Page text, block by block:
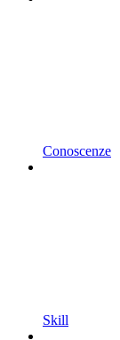
Conoscenze
Skill